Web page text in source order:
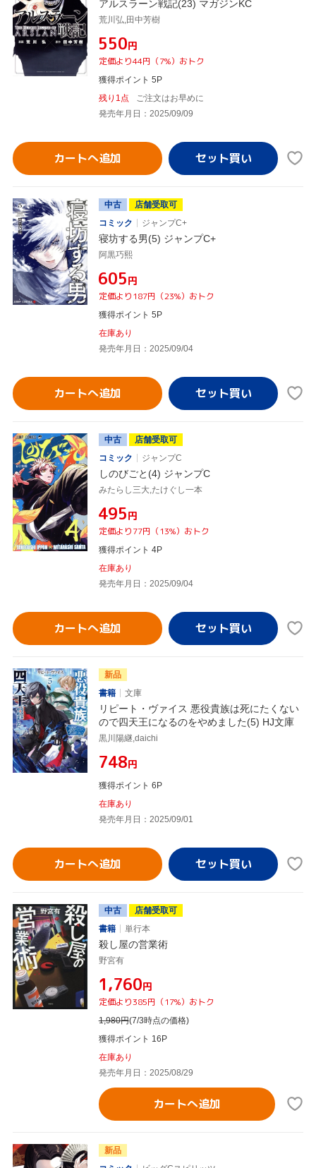
アルスラーン戦記(23) マガジンKC
荒川弘,田中芳樹
¥550円
定価より44円（7%）おトク
獲得ポイント 5P
残り1点
ご注文はお早めに
発売年月日：2025/09/09
カートへ追加
中古
店舗受取可
コミック
ジャンプC+
寝坊する男(5) ジャンプC+
阿黒巧熙
¥605円
定価より187円（23%）おトク
獲得ポイント 5P
在庫あり
発売年月日：2025/09/04
カートへ追加
中古
店舗受取可
コミック
ジャンプC
しのびごと(4) ジャンプC
みたらし三大,たけぐし一本
¥495円
定価より77円（13%）おトク
獲得ポイント 4P
在庫あり
発売年月日：2025/09/04
カートへ追加
新品
書籍
文庫
リピート・ヴァイス 悪役貴族は死にたくない
ので四天王になるのをやめました(5) HJ文庫
黒川陽継,daichi
¥748円
獲得ポイント 6P
在庫あり
発売年月日：2025/09/01
カートへ追加
中古
店舗受取可
書籍
単行本
殺し屋の営業術
野宮有
¥1,760円
定価より385円（17%）おトク
1,980円(7/3時点の価格)
獲得ポイント 16P
在庫あり
発売年月日：2025/08/29
カートへ追加
新品